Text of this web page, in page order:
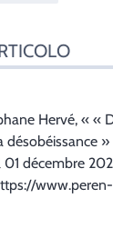
Hervé, « «
désobéissance »
décembre